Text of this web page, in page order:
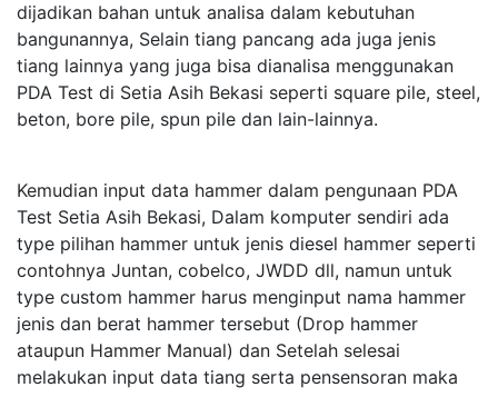
dijadikan bahan untuk analisa dalam kebutuhan
bangunannya, Selain tiang pancang ada juga jenis
tiang lainnya yang juga bisa dianalisa menggunakan
PDA Test di Setia Asih Bekasi seperti square pile, steel,
beton, bore pile, spun pile dan lain-lainnya.
Kemudian input data hammer dalam pengunaan PDA
Test Setia Asih Bekasi, Dalam komputer sendiri ada
type pilihan hammer untuk jenis diesel hammer seperti
contohnya Juntan, cobelco, JWDD dll, namun untuk
type custom hammer harus menginput nama hammer
jenis dan berat hammer tersebut (Drop hammer
ataupun Hammer Manual) dan Setelah selesai
melakukan input data tiang serta pensensoran maka